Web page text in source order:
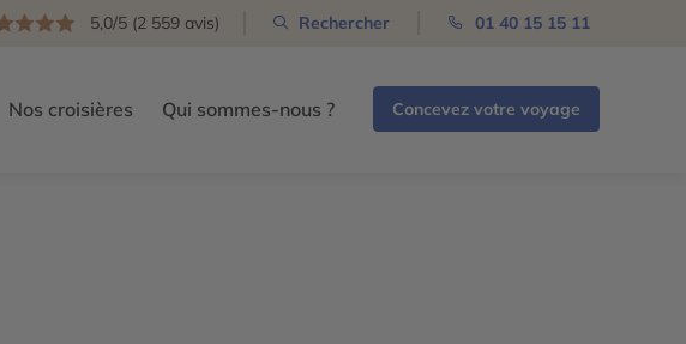
5,0/5 (2 559 avis) Rechercher 01 40 15 15 11
Nos croisières Qui sommes-nous ? Concevez votre voyage